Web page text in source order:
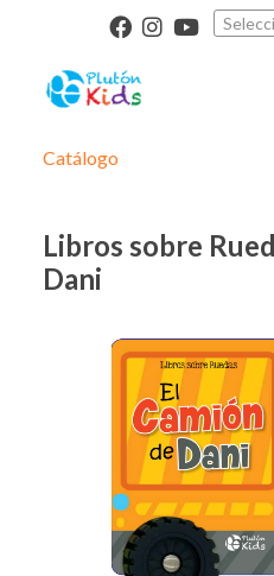
Catálogo
Libros sobre
Dani